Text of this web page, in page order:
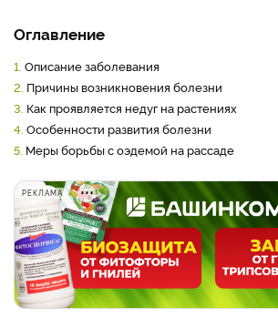
Оглавление
1. Описание заболевания
2. Причины возникновения болезни
3. Как проявляется недуг на растениях
4. Особенности развития болезни
5. Меры борьбы с оэдемой на рассаде
РЕКЛАМА